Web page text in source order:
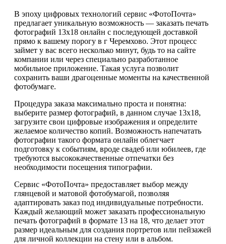
В эпоху цифровых технологий сервис «ФотоПочта»
предлагает уникальную возможность — заказать печать
фотографий 13х18 онлайн с последующей доставкой
прямо к вашему порогу в г Черемхово. Этот процесс
займет у вас всего несколько минут, будь то на сайте
компании или через специально разработанное
мобильное приложение. Такая услуга позволит
сохранить ваши драгоценные моменты на качественной
фотобумаге.
Процедура заказа максимально проста и понятна:
выберите размер фотографий, в данном случае 13х18,
загрузите свои цифровые изображения и определите
желаемое количество копий. Возможность напечатать
фотографии такого формата онлайн облегчает
подготовку к событиям, вроде свадеб или юбилеев, где
требуются высококачественные отпечатки без
необходимости посещения типографии.
Сервис «ФотоПочта» предоставляет выбор между
глянцевой и матовой фотобумагой, позволяя
адаптировать заказ под индивидуальные потребности.
Каждый желающий может заказать профессиональную
печать фотографий в формате 13 на 18, что делает этот
размер идеальным для создания портретов или пейзажей
для личной коллекции на стену или в альбом.